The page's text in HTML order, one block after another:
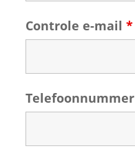
Controle e-mail *
Telefoonnummer